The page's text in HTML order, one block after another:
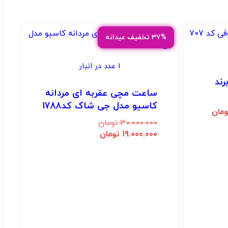
۳۷% تخفیف عیدانه
1 عدد در انبار
ساعت مچی عقربه ای مردانه
کاسیو مدل جی شاک کد1788
30.000.000 تومان
19.000.000 تومان